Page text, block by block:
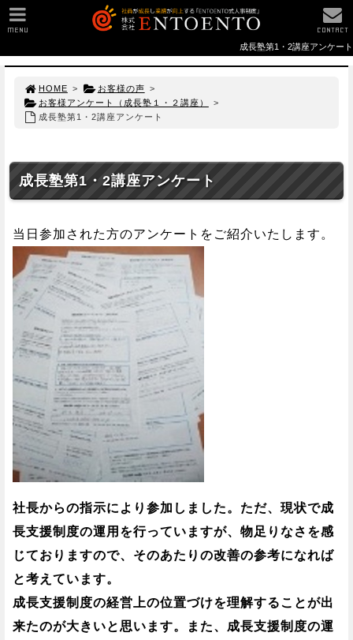
成長塾第1・2講座アンケート
HOME > お客様の声 >
お客様アンケート（成長塾１・２講座）
>
成長塾第1・2講座アンケート
成長塾第1・2講座アンケート
当日参加された方のアンケートをご紹介いたします。
社長からの指示により参加しました。ただ、現状で成
長支援制度の運用を行っていますが、物足りなさを感
じておりますので、そのあたりの改善の参考になれば
と考えています。
成長支援制度の経営上の位置づけを理解することが出
来たのが大きいと思います。また、成長支援制度の運
MENU CONTACT